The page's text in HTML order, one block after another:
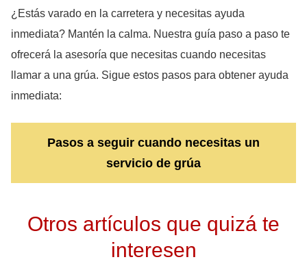
¿Estás varado en la carretera y necesitas ayuda
inmediata? Mantén la calma. Nuestra guía paso a paso te
ofrecerá la asesoría que necesitas cuando necesitas
llamar a una grúa. Sigue estos pasos para obtener ayuda
inmediata:
Pasos a seguir cuando necesitas un
servicio de grúa
Otros artículos que quizá te
interesen